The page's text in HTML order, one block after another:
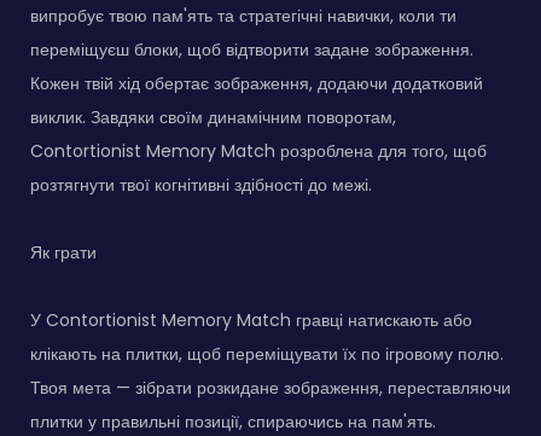
випробує твою пам'ять та стратегічні навички, коли ти
переміщуєш блоки, щоб відтворити задане зображення.
Кожен твій хід обертає зображення, додаючи додатковий
виклик. Завдяки своїм динамічним поворотам,
Contortionist Memory Match розроблена для того, щоб
розтягнути твої когнітивні здібності до межі.
Як грати
У Contortionist Memory Match гравці натискають або
клікають на плитки, щоб переміщувати їх по ігровому полю.
Твоя мета — зібрати розкидане зображення, переставляючи
плитки у правильні позиції, спираючись на пам'ять.